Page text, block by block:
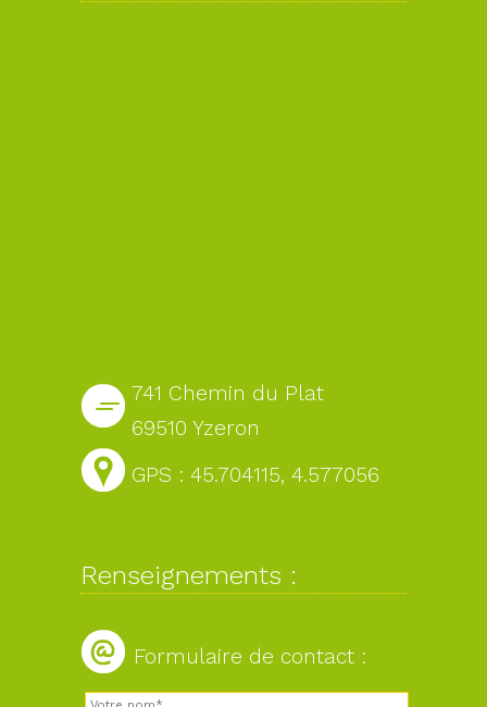
741 Chemin du Plat
69510 Yzeron
GPS : 45.704115, 4.577056
Renseignements :
Formulaire de contact :